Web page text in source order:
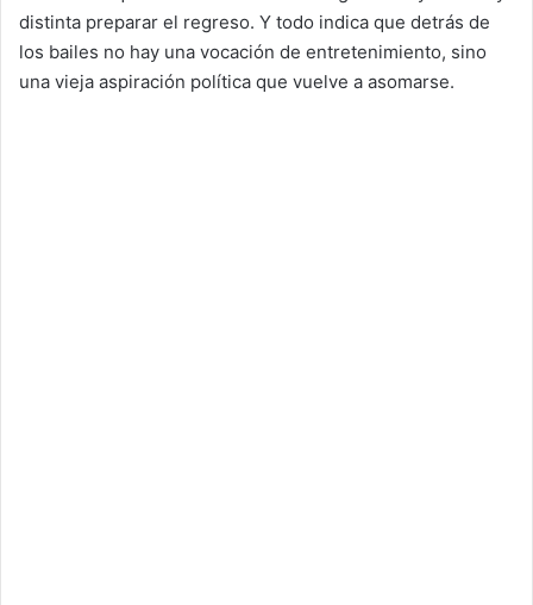
distinta preparar el regreso. Y todo indica que detrás de
los bailes no hay una vocación de entretenimiento, sino
una vieja aspiración política que vuelve a asomarse.